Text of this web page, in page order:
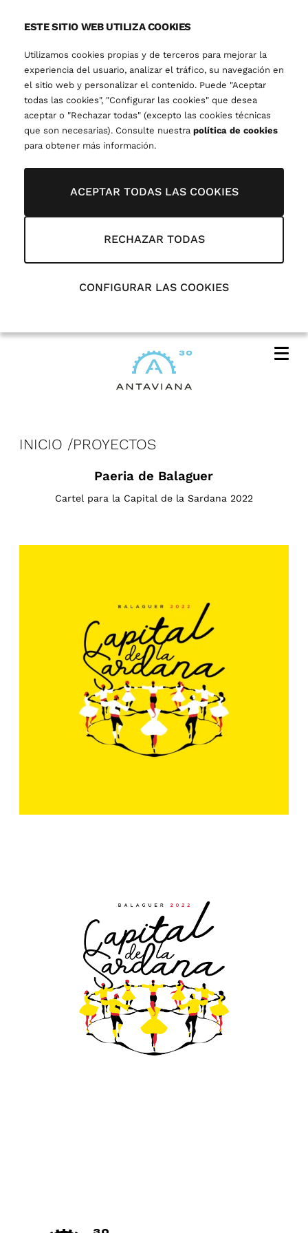
ESTE SITIO WEB UTILIZA COOKIES
Utilizamos cookies propias y de terceros para mejorar la
experiencia del usuario, analizar el tráfico, su navegación en
el sitio web y personalizar el contenido. Puede "Aceptar
todas las cookies", "Configurar las cookies" que desea
aceptar o "Rechazar todas" (excepto las cookies técnicas
que son necesarias). Consulte nuestra política de cookies
para obtener más información.
ACEPTAR TODAS LAS COOKIES
RECHAZAR TODAS
CONFIGURAR LAS COOKIES
INICIO PROYECTOS
Paeria de Balaguer
Cartel para la Capital de la Sardana 2022